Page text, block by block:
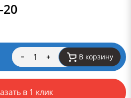
В корзину
в 1 клик